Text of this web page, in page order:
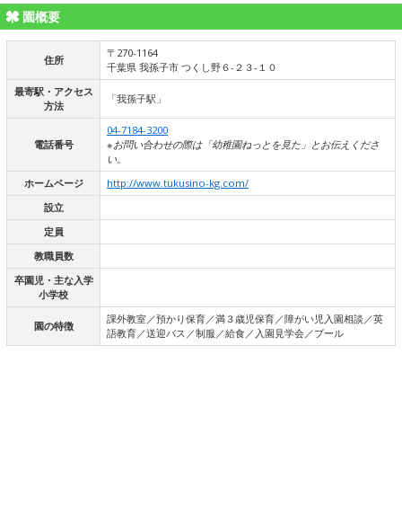
園概要
住所
〒270-1164
千葉県 我孫子市 つくし野６-２３-１０
最寄駅・アクセス
方法
「我孫子駅」
電話番号
04-7184-3200
※お問い合わせの際は「幼稚園ねっとを見た」とお伝えくださ
い。
ホームページ
http://www.tukusino-kg.com/
設立
定員
教職員数
卒園児・主な入学
小学校
園の特徴
課外教室／預かり保育／満３歳児保育／障がい児入園相談／英
語教育／送迎バス／制服／給食／入園見学会／プール